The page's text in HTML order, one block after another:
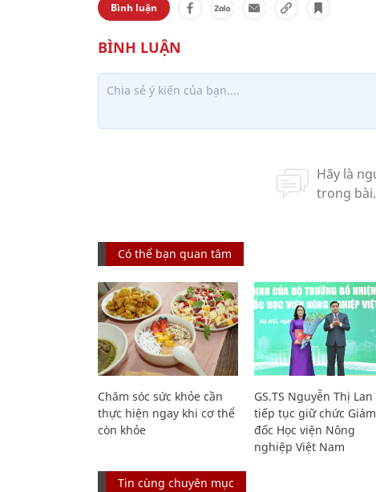
Bình luận
Có thể bạn quan tâm
Chăm sóc sức khỏe cần
thực hiện ngay khi cơ thể
còn khỏe
GS.TS Nguyễn Thị Lan
tiếp tục giữ chức Giám
đốc Học viện Nông
nghiệp Việt Nam
Tin cùng chuyên mục